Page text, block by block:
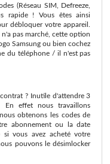
(Réseau SIM, Defreeze,
rapide ! Vous êtes ainsi
débloquer votre appareil.
pas marché, cette option
Samsung ou bien cochez
du téléphone / il n'est pas
? Inutile d'attendre 3
effet nous travaillons
obtenons les codes de
abonnement ou la date
vous avez acheté votre
pouvons le désimlocker